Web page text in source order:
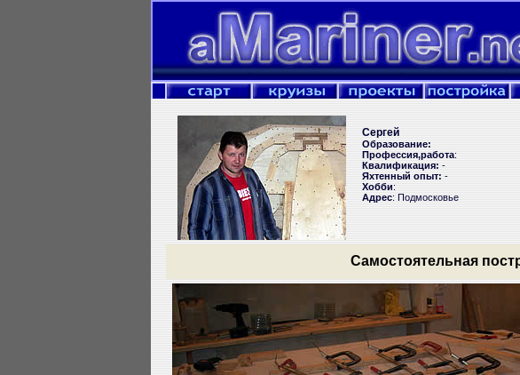
Сергей
Образование:
Профессия,работа:
Квалификация: -
Яхтенный опыт: -
Хобби:
Адрес: Подмосковье
Самостоятельная